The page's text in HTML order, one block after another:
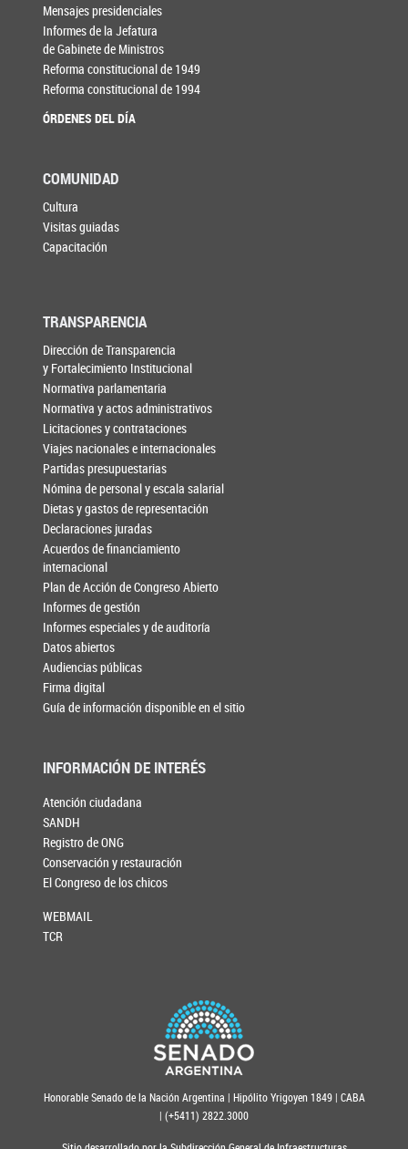
Mensajes presidenciales
Informes de la Jefatura
de Gabinete de Ministros
Reforma constitucional de 1949
Reforma constitucional de 1994
ÓRDENES DEL DÍA
COMUNIDAD
Cultura
Visitas guiadas
Capacitación
TRANSPARENCIA
Dirección de Transparencia
y Fortalecimiento Institucional
Normativa parlamentaria
Normativa y actos administrativos
Licitaciones y contrataciones
Viajes nacionales e internacionales
Partidas presupuestarias
Nómina de personal y escala salarial
Dietas y gastos de representación
Declaraciones juradas
Acuerdos de financiamiento
internacional
Plan de Acción de Congreso Abierto
Informes de gestión
Informes especiales y de auditoría
Datos abiertos
Audiencias públicas
Firma digital
Guía de información disponible en el sitio
INFORMACIÓN DE INTERÉS
Atención ciudadana
SANDH
Registro de ONG
Conservación y restauración
El Congreso de los chicos
WEBMAIL
TCR
Honorable Senado de la Nación Argentina | Hipólito Yrigoyen 1849 | CABA
| (+5411) 2822.3000